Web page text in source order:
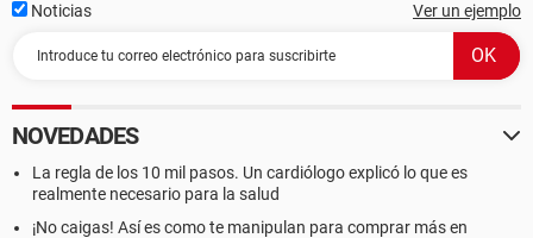
Noticias Ver un ejemplo
NOVEDADES
La regla de los 10 mil pasos. Un cardiólogo explicó lo que es
realmente necesario para la salud
¡No caigas! Así es como te manipulan para comprar más en